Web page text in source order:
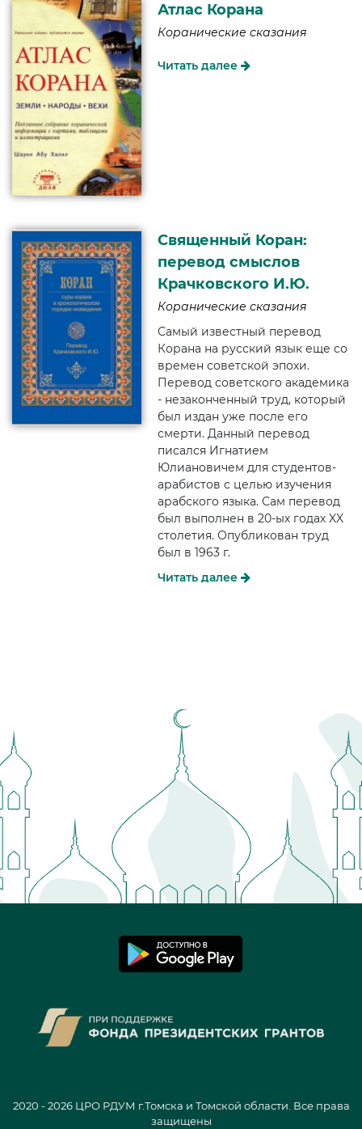
Атлас Корана
Коранические сказания
Читать далее
Священный Коран:
перевод смыслов
Крачковского И.Ю.
Коранические сказания
Самый известный перевод
Корана на русский язык еще со
времен советской эпохи.
Перевод советского академика
- незаконченный труд, который
был издан уже после его
смерти. Данный перевод
писался Игнатием
Юлиановичем для студентов-
арабистов с целью изучения
арабского языка. Сам перевод
был выполнен в 20-ых годах XX
столетия. Опубликован труд
был в 1963 г.
Читать далее
2020 - 2026 ЦРО РДУМ г.Томска и Томской области. Все права
защищены